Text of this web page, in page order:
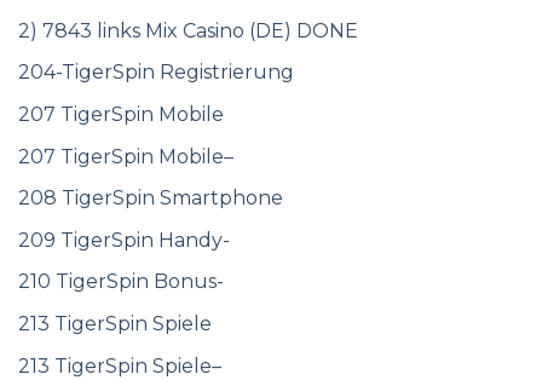
2) 7843 links Mix Casino (DE) DONE
204-TigerSpin Registrierung
207 TigerSpin Mobile
207 TigerSpin Mobile–
208 TigerSpin Smartphone
209 TigerSpin Handy-
210 TigerSpin Bonus-
213 TigerSpin Spiele
213 TigerSpin Spiele–